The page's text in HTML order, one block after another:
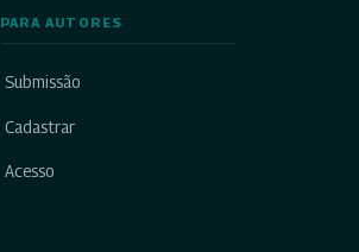
PARA AUTORES
Submissão
Cadastrar
Acesso